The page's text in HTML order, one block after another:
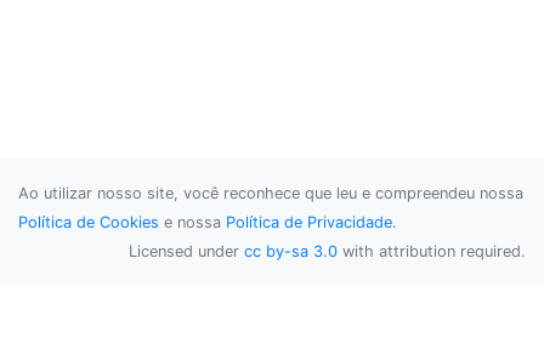
Ao utilizar nosso site, você reconhece que leu e compreendeu nossa
Política de Cookies e nossa Política de Privacidade.
Licensed under cc by-sa 3.0 with attribution required.